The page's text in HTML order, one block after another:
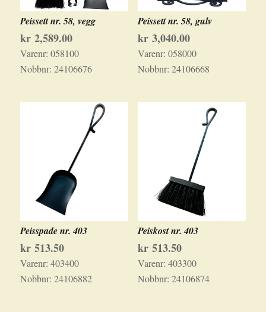
Peissett nr. 58, vegg
kr2,589.00
Varenr: 058100
Nobbnr: 24106676
Peissett nr. 58, gulv
kr3,040.00
Varenr: 058000
Nobbnr: 24106668
Peisspade nr. 403
kr513.50
Varenr: 403400
Nobbnr: 24106882
Peiskost nr. 403
kr513.50
Varenr: 403300
Nobbnr: 24106874